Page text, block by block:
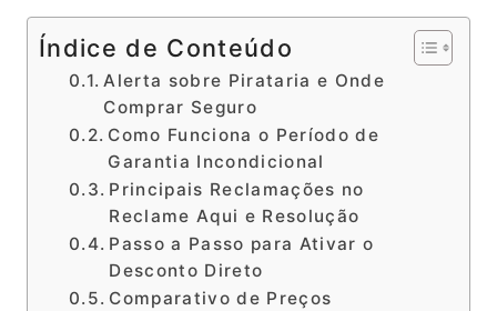
Índice de Conteúdo
Alerta sobre Pirataria e Onde
Comprar Seguro
Como Funciona o Período de
Garantia Incondicional
Principais Reclamações no
Reclame Aqui e Resolução
Passo a Passo para Ativar o
Desconto Direto
Comparativo de Preços